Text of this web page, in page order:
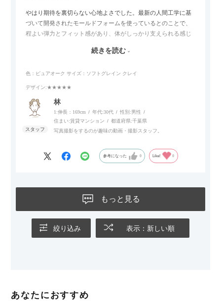
やはり期待を裏切らない心地よさでした。最新の人間工学に基
づいて開発されたモールドフォームを使っているとのことで、
程よい弾力とフィット感があり、体がしっかり支えられる感じ
リラックスタイムによさそうでした。回転タイプなので、個人
す。
続きを読む
色：ピュアオーク サイズ：ソフトグレイン クレイ
デザイン:★★★★★
林
1:伸長：169cm 年代:30代 性別:男性
住まい:賃貸マンション 都道府県:千葉県
写真撮影をするのが趣味の動画・撮影スタッフ。
参考になった 0 Like! 0
もっと見る
絞り込み 表示：新しい順
あなたにおすすめ